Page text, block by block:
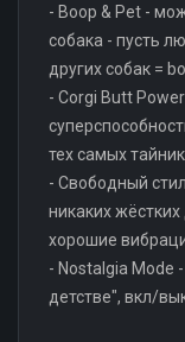
- Boop & Pet -
собака - пусть
других собак =
- Corgi Butt
тех самых
- Свободный
никаких
хорошие
- Nostalgia Mode
детстве", вкл/